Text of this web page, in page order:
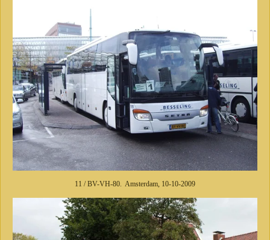
11 / BV-VH-80. Amsterdam, 10-10-2009